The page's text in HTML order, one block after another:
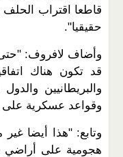
قاطعا اقتراب
حقيقيا".
وأضاف لافروف: "حتى
قد تكون هناك
والبريطانيين
وقواعد عسكرية
وتابع: "هذا أيضا
هجومية على أراضي